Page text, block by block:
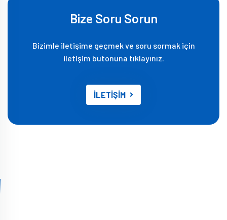
Bize Soru Sorun
Bizimle iletişime geçmek ve soru sormak için
iletişim butonuna tıklayınız.
İLETİŞİM